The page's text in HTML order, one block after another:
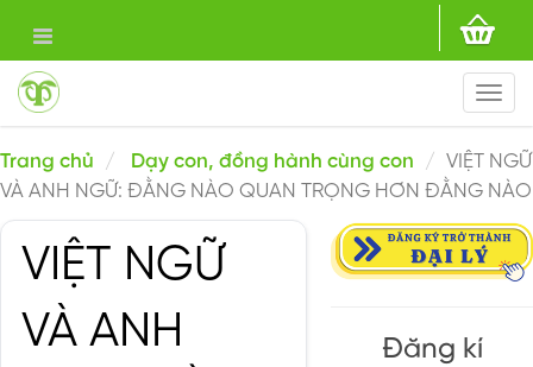
Trang chủ Dạy con, đồng hành cùng con
VIỆT NGỮ
VÀ ANH NGỮ: ĐẰNG NÀO QUAN TRỌNG HƠN ĐẰNG NÀO
VIỆT NGỮ
VÀ ANH
Đăng kí